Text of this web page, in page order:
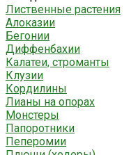
Лиственные растения
Алоказии
Бегонии
Диффенбахии
Калатеи, строманты
Клузии
Кордилины
Лианы на опорах
Монстеры
Папоротники
Пеперомии